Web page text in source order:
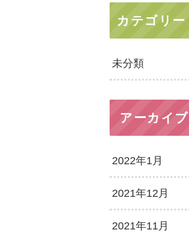
カテゴリー
未分類
アーカイブ
2022年1月
2021年12月
2021年11月